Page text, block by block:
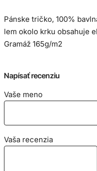
Pánske tričko, 100%
lem okolo krku obsahuje
Gramáž 165g/m2
Veľkostná tabuľka:
Napísať recenziu
Vaše meno
Vaša recenzia